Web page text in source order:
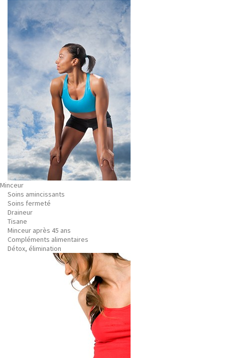
Minceur
Soins amincissants
Soins fermeté
Draineur
Tisane
Minceur après 45 ans
Compléments alimentaires
Détox, élimination